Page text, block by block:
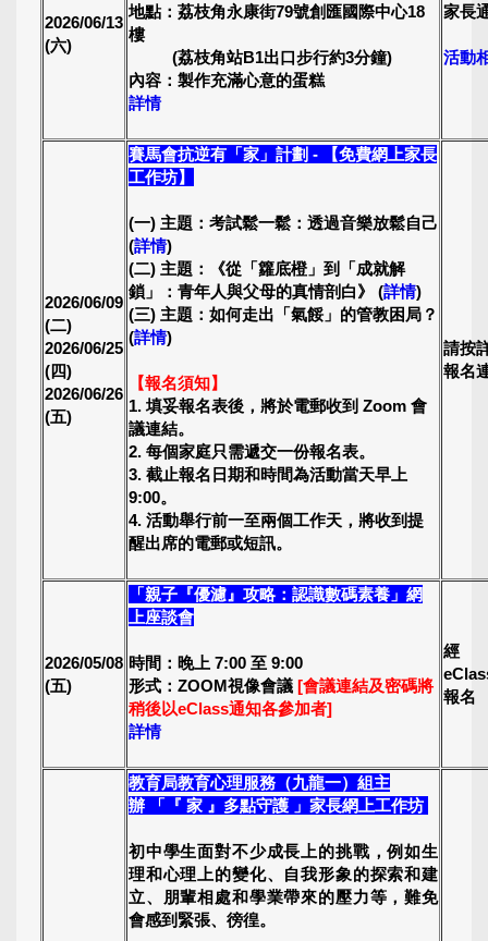
2026/06/13
(六)
地點：荔枝角永康街79號創匯國際中心18
樓
(荔枝角站B1出口步行約3分鐘)
內容：製作充滿心意的蛋糕
詳情
家長
活動
2026/06/09
(二)
2026/06/25
(四)
2026/06/26
(五)
賽馬會抗逆有「家」計劃 - 【免費網上家長
工作坊】
(一) 主題：考試鬆一鬆：透過音樂放鬆自己
(詳情)
(二) 主題：《從「籮底橙」到「成就解
鎖」：青年人與父母的真情剖白》 (詳情)
(三) 主題：如何走出「氣餒」的管教困局？
(詳情)
【報名須知】
1. 填妥報名表後，將於電郵收到 Zoom 會
議連結。
2. 每個家庭只需遞交一份報名表。
3. 截止報名日期和時間為活動當天早上
9:00。
4. 活動舉行前一至兩個工作天，將收到提
醒出席的電郵或短訊。
請按
報名
2026/05/08
(五)
「親子『優濾』攻略：認識數碼素養」網
上座談會
時間：晚上 7:00 至 9:00
形式：ZOOM視像會議 [會議連結及密碼將
稍後以eClass通知各參加者]
詳情
經
報名
教育局教育心理服務（九龍一）組主
辦
「『 家 』多點守護 」家長網上工作坊
初中學生面對不少成長上的挑戰，例如生
理和心理上的變化、自我形象的探索和建
立、朋輩相處和學業帶來的壓力等，難免
會感到緊張、徬徨。